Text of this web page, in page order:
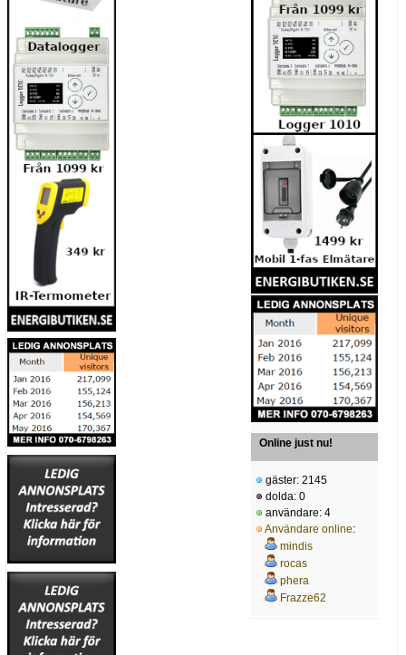
Online just nu!
gäster: 2145
dolda: 0
användare: 4
Användare online:
mindis
rocas
phera
Frazze62